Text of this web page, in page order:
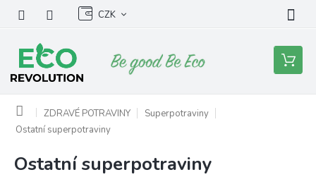
obsah
CZK
Nákupní
košík
Domů ZDRAVÉ POTRAVINY
Superpotraviny
Ostatní superpotraviny
Ostatní superpotraviny